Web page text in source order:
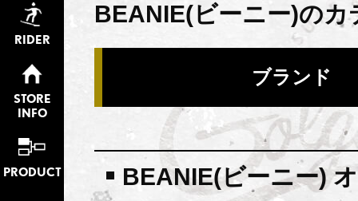
RIDER
STORE
INFO
PRODUCT
BEANIE(ビーニー)のカ
ブランド
BEANIE(ビーニー)